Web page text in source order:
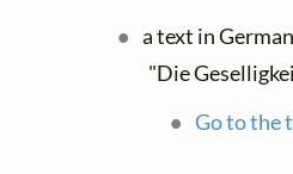
a text in
"Die
Go to the